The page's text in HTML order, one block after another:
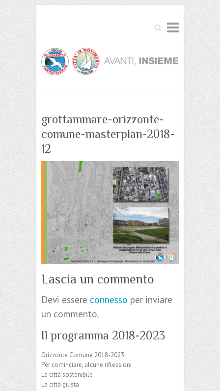
Cerca
grottammare-orizzonte-
comune-masterplan-2018-
12
Lascia un commento
Devi essere connesso per inviare
un commento.
Il programma 2018-2023
Orizzonte Comune 2018-2023
Per cominciare, alcune riflessioni
La città sostenibile
La città giusta